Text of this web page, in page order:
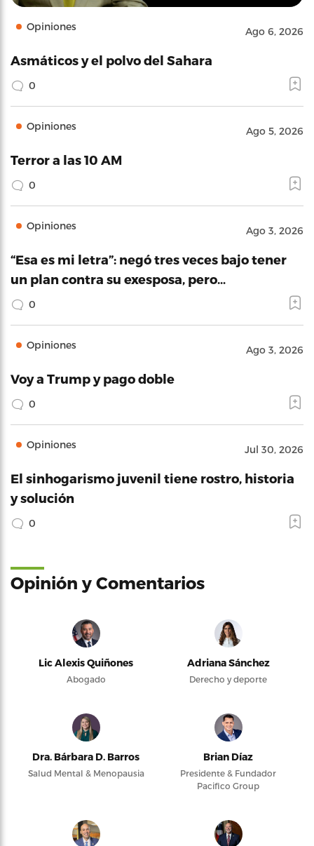
Opiniones Ago 6, 2026
Asmáticos y el polvo del Sahara
0
Opiniones Ago 5, 2026
Terror a las 10 AM
0
Opiniones Ago 3, 2026
“Esa es mi letra”: negó tres veces bajo tener
un plan contra su exesposa, pero…
0
Opiniones Ago 3, 2026
Voy a Trump y pago doble
0
Opiniones Jul 30, 2026
El sinhogarismo juvenil tiene rostro, historia
y solución
0
Opinión y Comentarios
Lic Alexis Quiñones
Abogado
Adriana Sánchez
Derecho y deporte
Dra. Bárbara D. Barros
Salud Mental & Menopausia
Brian Díaz
Presidente & Fundador
Pacifico Group